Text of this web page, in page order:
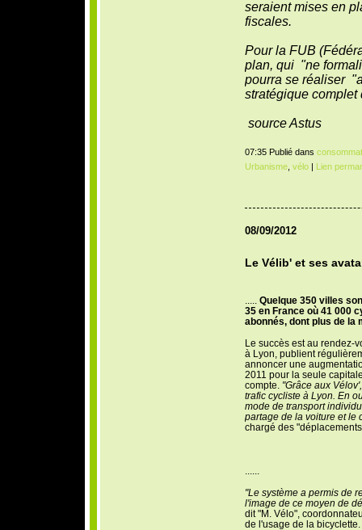
seraient mises en
fiscales.
Pour la FUB
plan, qui "ne
pourra se réaliser
stratégique
source Astus
07:35 Publié dans
Urbanisme, vélo| Lien
08/09/2012
Le Vélib' et ses
Quelque 350 villes
35 en France où 41 000
abonnés, dont plus de la
Le succès est au rendez-
à Lyon, publient
annoncer une
2011 pour la seule
compte.
"Grâce aux
trafic cycliste à Lyon. En
mode de transport
partage de la voiture et le
chargé des
"Le système a permis de
l'image de ce moyen de
dit "M. Vélo",
de l'usage de la bicyclette.